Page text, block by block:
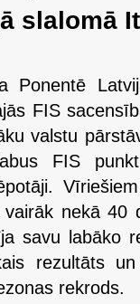
slalomā
Ponentē
FIS
valstu
FIS
nekā 40
savu labāko
rezultāts
rekrods.